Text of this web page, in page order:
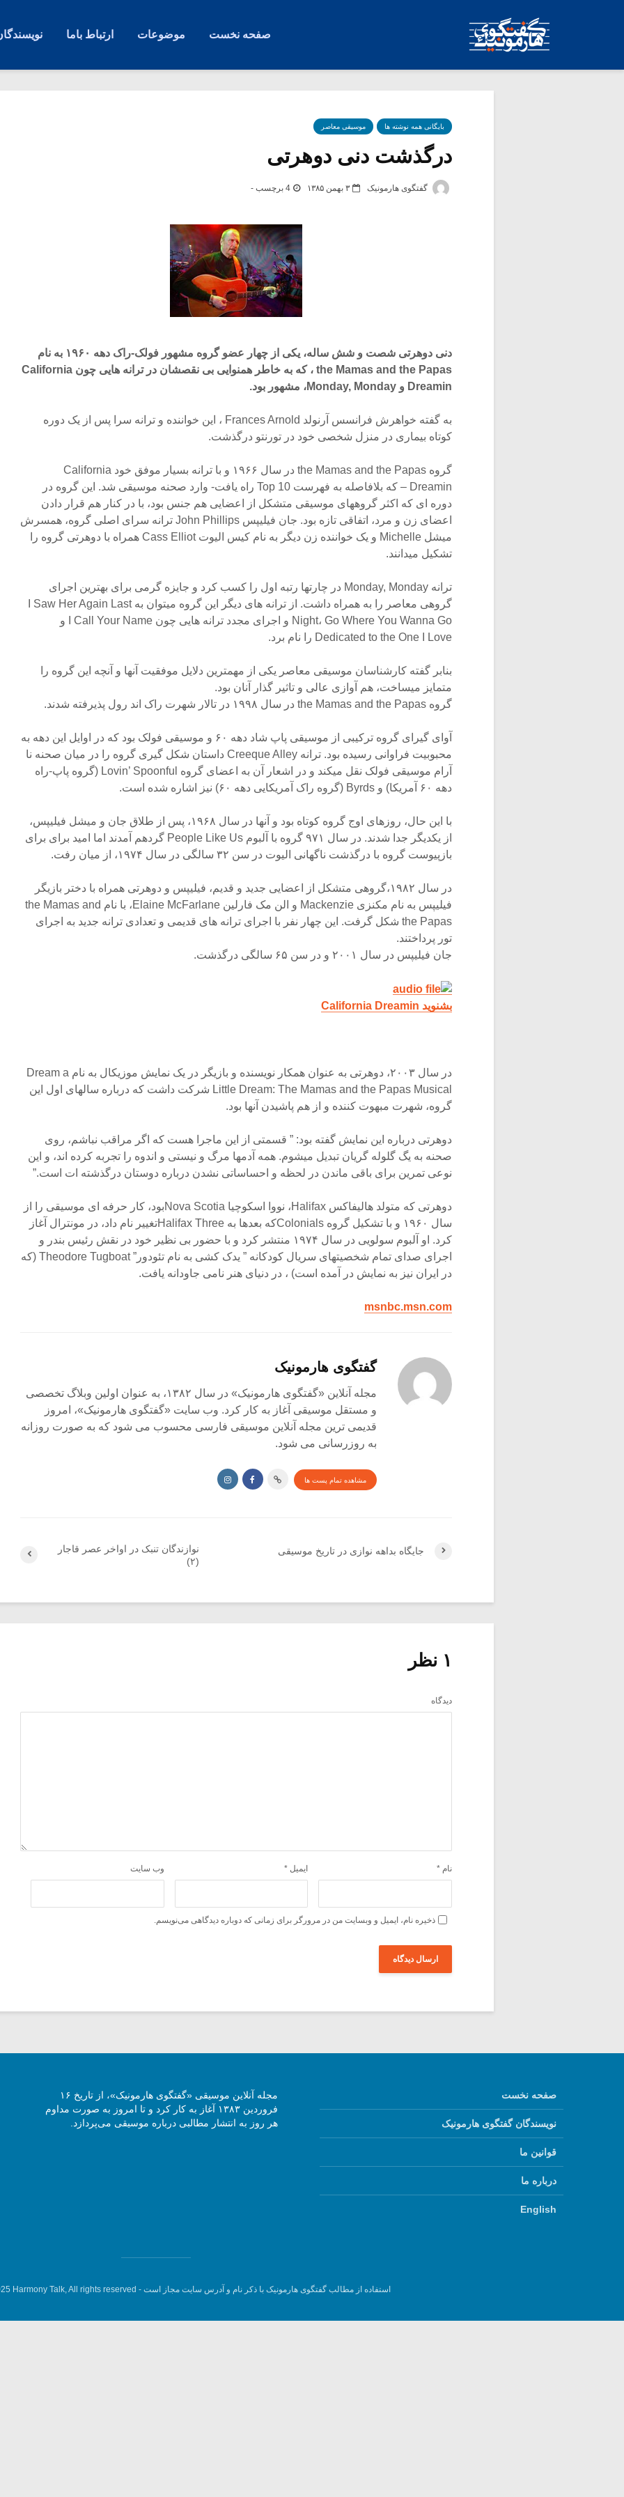
صفحه نخست موضوعات ارتباط باما
بایگانی همه نوشته ها موسیقی معاصر
درگذشت دنی دوهرتی
گفتگوی هارمونیک ۳ بهمن ۱۳۸۵ 4 برچسب -
دنی دوهرتی شصت و شش ساله، یکی از چهار عضو گروه مشهور فولک-راک دهه ۱۹۶۰ به نام
the Mamas and the Papas ، که به خاطر همنوایی بی نقصشان در ترانه هایی چون California
Dreamin و Monday, Monday، مشهور بود.
به گفته خواهرش فرانسس آرنولد Frances Arnold ، این خواننده و ترانه سرا پس از یک دوره
کوتاه بیماری در منزل شخصی خود در تورنتو درگذشت.
گروه the Mamas and the Papas در سال ۱۹۶۶ و با ترانه بسیار موفق خود California
Dreamin – که بلافاصله به فهرست Top 10 راه یافت- وارد صحنه موسیقی شد. این گروه در
دوره ای که اکثر گروههای موسیقی متشکل از اعضایی هم جنس بود، با در کنار هم قرار دادن
اعضای زن و مرد، اتفاقی تازه بود. جان فیلیپس John Phillips ترانه سرای اصلی گروه، همسرش
میشل Michelle و یک خواننده زن دیگر به نام کیس الیوت Cass Elliot همراه با دوهرتی گروه را
تشکیل میدانند.
ترانه Monday, Monday در چارتها رتبه اول را کسب کرد و جایزه گرمی برای بهترین اجرای
گروهی معاصر را به همراه داشت. از ترانه های دیگر این گروه میتوان به I Saw Her Again Last
Night، Go Where You Wanna Go و اجرای مجدد ترانه هایی چون I Call Your Name و
Dedicated to the One I Love را نام برد.
بنابر گفته کارشناسان موسیقی معاصر یکی از مهمترین دلایل موفقیت آنها و آنچه این گروه را
متمایز میساخت، هم آوازی عالی و تاثیر گذار آنان بود.
گروه the Mamas and the Papas در سال ۱۹۹۸ در تالار شهرت راک اند رول پذیرفته شدند.
آوای گیرای گروه ترکیبی از موسیقی پاپ شاد دهه ۶۰ و موسیقی فولک بود که در اوایل این دهه به
محبوبیت فراوانی رسیده بود. ترانه Creeque Alley داستان شکل گیری گروه را در میان صحنه نا
آرام موسیقی فولک نقل میکند و در اشعار آن به اعضای گروه Lovin’ Spoonful (گروه پاپ-راه
دهه ۶۰ آمریکا) و Byrds (گروه راک آمریکایی دهه ۶۰) نیز اشاره شده است.
با این حال، روزهای اوج گروه کوتاه بود و آنها در سال ۱۹۶۸، پس از طلاق جان و میشل فیلیپس،
از یکدیگر جدا شدند. در سال ۹۷۱ گروه با آلبوم People Like Us گردهم آمدند اما امید برای برای
بازپیوست گروه با درگذشت ناگهانی الیوت در سن ۳۲ سالگی در سال ۱۹۷۴، از میان رفت.
در سال ۱۹۸۲،گروهی متشکل از اعضایی جدید و قدیم، فیلیپس و دوهرتی همراه با دختر بازیگر
فیلیپس به نام مکنزی Mackenzie و الن مک فارلین Elaine McFarlane، با نام the Mamas and
the Papas شکل گرفت. این چهار نفر با اجرای ترانه های قدیمی و تعدادی ترانه جدید به اجرای
تور پرداختند.
جان فیلیپس در سال ۲۰۰۱ و در سن ۶۵ سالگی درگذشت.
بشنوید California Dreamin
در سال ۲۰۰۳، دوهرتی به عنوان همکار نویسنده و بازیگر در یک نمایش موزیکال به نام Dream a
Little Dream: The Mamas and the Papas Musical شرکت داشت که درباره سالهای اول این
گروه، شهرت مبهوت کننده و از هم پاشیدن آنها بود.
دوهرتی درباره این نمایش گفته بود: ” قسمتی از این ماجرا هست که اگر مراقب نباشم، روی
صحنه به یگ گلوله گریان تبدیل میشوم. همه آدمها مرگ و نیستی و اندوه را تجربه کرده اند، و این
نوعی تمرین برای باقی ماندن در لحظه و احساساتی نشدن درباره دوستان درگذشته ات است.”
دوهرتی که متولد هالیفاکس Halifax، نووا اسکوچیا Nova Scotiaبود، کار حرفه ای موسیقی را از
سال ۱۹۶۰ و با تشکیل گروه Colonialsکه بعدها به Halifax Threeتغییر نام داد، در مونترال آغاز
کرد. او آلبوم سولویی در سال ۱۹۷۴ منتشر کرد و با حضور بی نظیر خود در نقش رئیس بندر و
اجرای صدای تمام شخصیتهای سریال کودکانه ” یدک کشی به نام تئودور” Theodore Tugboat (که
در ایران نیز به نمایش در آمده است) ، در دنیای هنر نامی جاودانه یافت.
msnbc.msn.com
گفتگوی هارمونیک
مجله آنلاین «گفتگوی هارمونیک» در سال ۱۳۸۲، به عنوان اولین وبلاگ تخصصی
و مستقل موسیقی آغاز به کار کرد. وب سایت «گفتگوی هارمونیک»، امروز
قدیمی ترین مجله آنلاین موسیقی فارسی محسوب می شود که به صورت روزانه
به روزرسانی می شود.
مشاهده تمام پست ها
نوازندگان تنبک در اواخر عصر قاجار
(۲)
جایگاه بداهه نوازی در تاریخ موسیقی
۱ نظر
دیدگاه
نام * ایمیل * وب‌ سایت
ذخیره نام، ایمیل و وبسایت من در مرورگر برای زمانی که دوباره دیدگاهی می‌نویسم.
صفحه نخست
نویسندگان گفتگوی هارمونیک
قوانین ما
درباره ما
English
مجله آنلاین موسیقی «گفتگوی هارمونیک»، از تاریخ ۱۶
فروردین ۱۳۸۳ آغاز به کار کرد و تا امروز به صورت مداوم
هر روز به انتشار مطالبی درباره موسیقی می‌پردازد.
استفاده از مطالب گفتگوی هارمونیک با ذکر نام و آدرس سایت مجاز است - Harmony Talk, All rights reserved.